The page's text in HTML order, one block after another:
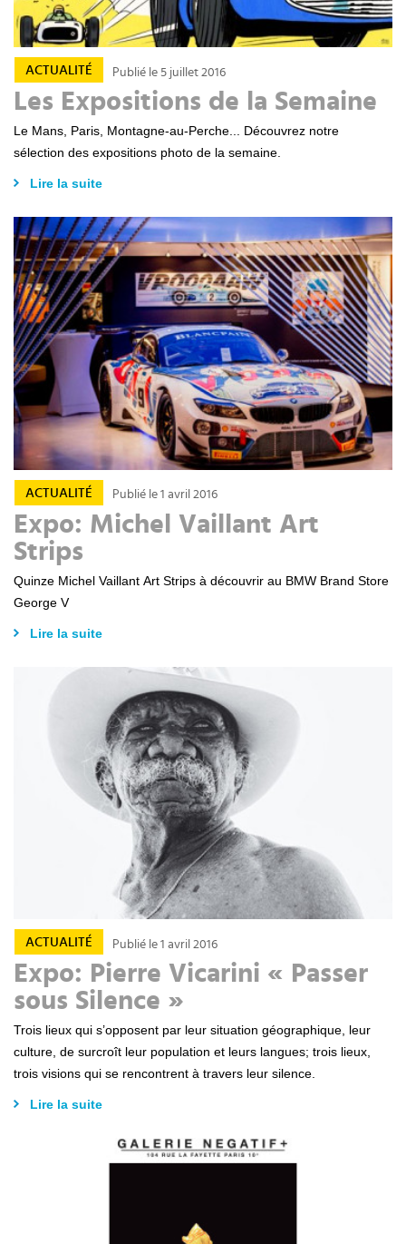
ACTUALITÉ Publié le 5 juillet 2016
Les Expositions de la Semaine
Le Mans, Paris, Montagne-au-Perche... Découvrez notre
sélection des expositions photo de la semaine.
Lire la suite
ACTUALITÉ Publié le 1 avril 2016
Expo: Michel Vaillant Art
Strips
Quinze Michel Vaillant Art Strips à découvrir au BMW Brand Store
George V
Lire la suite
ACTUALITÉ Publié le 1 avril 2016
Expo: Pierre Vicarini « Passer
sous Silence »
Trois lieux qui s’opposent par leur situation géographique, leur
culture, de surcroît leur population et leurs langues; trois lieux,
trois visions qui se rencontrent à travers leur silence.
Lire la suite